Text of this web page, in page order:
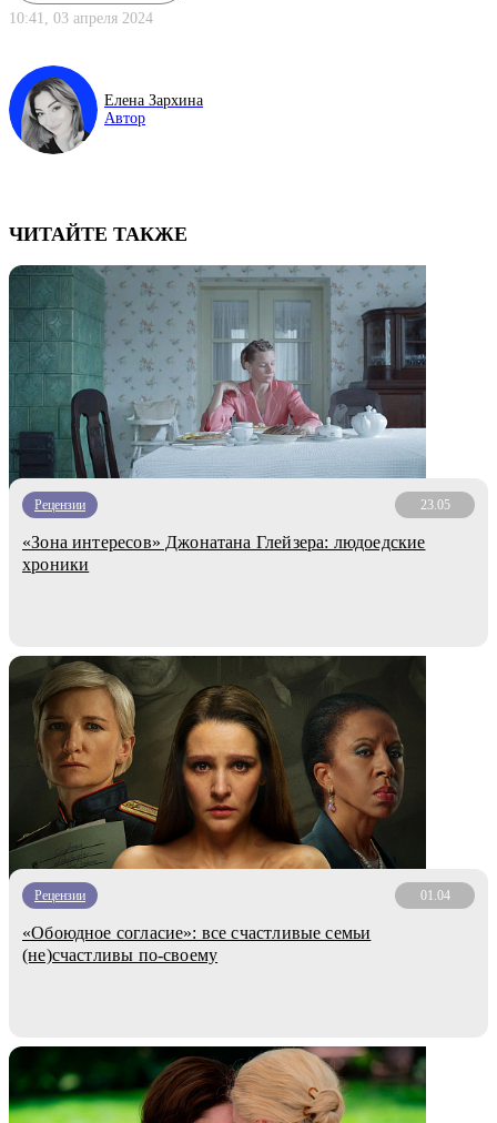
10:41, 03 апреля 2024
Елена Зархина
Автор
ЧИТАЙТЕ ТАКЖЕ
Рецензии 23.05
«Зона интересов» Джонатана Глейзера: людоедские
хроники
Рецензии 01.04
«Обоюдное согласие»: все счастливые семьи
(не)счастливы по-своему